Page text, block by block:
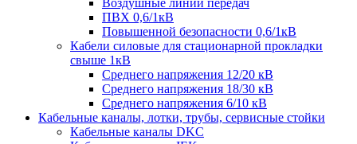
ПВХ 0,6/1кВ
Повышенной безопасности 0,6/1кВ
Кабели силовые для стационарной прокладки
свыше 1кВ
Среднего напряжения 12/20 кВ
Среднего напряжения 18/30 кВ
Среднего напряжения 6/10 кВ
Кабельные каналы, лотки, трубы, сервисные стойки
Кабельные каналы DKC